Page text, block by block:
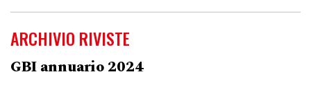
ARCHIVIO RIVISTE
GBI annuario 2024